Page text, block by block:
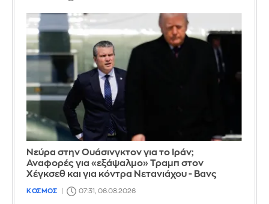
Νεύρα στην Ουάσινγκτον για το Ιράν;
Αναφορές για «εξάψαλμο» Τραμπ στον
Χέγκσεθ και για κόντρα Νετανιάχου - Βανς
ΚΟΣΜΟΣ 07:31, 06.08.2026